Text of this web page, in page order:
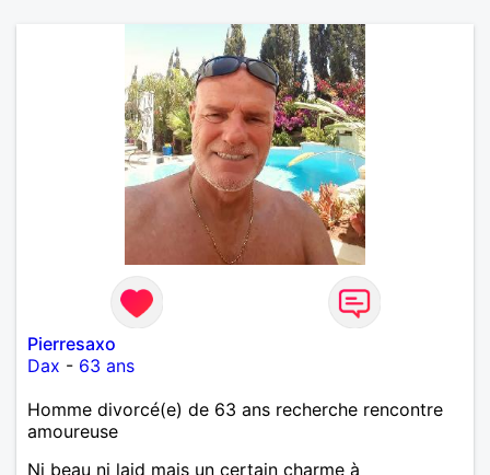
Pierresaxo
Dax - 63 ans
Homme divorcé(e) de 63 ans recherche rencontre
amoureuse
Ni beau ni laid mais un certain charme à